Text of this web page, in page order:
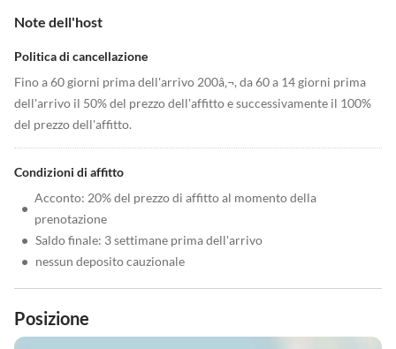
Note dell'host
Politica di cancellazione
Fino a 60 giorni prima dell'arrivo 200â‚¬, da 60 a 14 giorni prima
dell'arrivo il 50% del prezzo dell'affitto e successivamente il 100%
del prezzo dell'affitto.
Condizioni di affitto
•
Acconto: 20% del prezzo di affitto al momento della
prenotazione
• Saldo finale: 3 settimane prima dell'arrivo
• nessun deposito cauzionale
Posizione